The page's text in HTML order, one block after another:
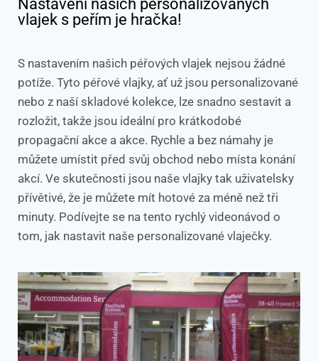
Nastavení našich personalizovaných
vlajek s peřím je hračka!
S nastavením našich péřových vlajek nejsou žádné
potíže. Tyto péřové vlajky, ať už jsou personalizované
nebo z naší skladové kolekce, lze snadno sestavit a
rozložit, takže jsou ideální pro krátkodobé
propagační akce a akce. Rychle a bez námahy je
můžete umístit před svůj obchod nebo místa konání
akcí. Ve skutečnosti jsou naše vlajky tak uživatelsky
přívětivé, že je můžete mít hotové za méně než tři
minuty. Podívejte se na tento rychlý videonávod o
tom, jak nastavit naše personalizované vlaječky.